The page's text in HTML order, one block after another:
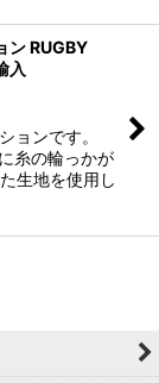
ン RUGBY
入
ョンです。
糸の輪っかが
生地を使用し